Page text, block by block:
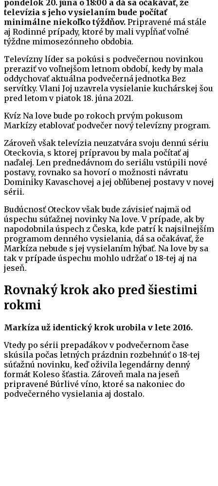
pondelok 20. júna o 18:00 a dá sa očakávať, že
televízia s jeho vysielaním bude počítať
minimálne niekoľko týždňov. Pripravené má stále
aj Rodinné prípady, ktoré by mali vypĺňať voľné
týždne mimosezónneho obdobia.
Televízny líder sa pokúsi s podvečernou novinkou
preraziť vo voľnejšom letnom období, kedy by mala
oddychovať aktuálna podvečerná jednotka Bez
servítky. Vlani Joj uzavrela vysielanie kuchárskej šou
pred letom v piatok 18. júna 2021.
Kvíz Na love bude po rokoch prvým pokusom
Markízy etablovať podvečer nový televízny program.
Zároveň však televízia neuzatvára svoju dennú sériu
Oteckovia, s ktorej prípravou by mala počítať aj
naďalej. Len prednedávnom do seriálu vstúpili nové
postavy, rovnako sa hovorí o možnosti návratu
Dominiky Kavaschovej a jej obľúbenej postavy v novej
sérii.
Budúcnosť Oteckov však bude závisieť najmä od
úspechu súťažnej novinky Na love. V prípade, ak by
napodobnila úspech z Česka, kde patrí k najsilnejším
programom denného vysielania, dá sa očakávať, že
Markíza nebude s jej vysielaním hýbať. Na love by sa
tak v prípade úspechu mohlo udržať o 18-tej aj na
jeseň.
Rovnaký krok ako pred šiestimi
rokmi
Markíza už identický krok urobila v lete 2016.
Vtedy po sérii prepadákov v podvečernom čase
skúsila počas letných prázdnin rozbehnúť o 18-tej
súťažnú novinku, keď oživila legendárny denný
formát Koleso šťastia. Zároveň mala na jeseň
pripravené Búrlivé víno, ktoré sa nakoniec do
podvečerného vysielania aj dostalo.